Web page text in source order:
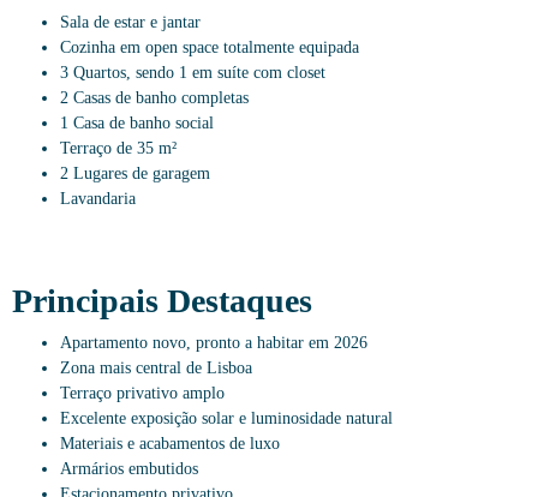
Sala de estar e jantar
Cozinha em open space totalmente equipada
3 Quartos, sendo 1 em suíte com closet
2 Casas de banho completas
1 Casa de banho social
Terraço de 35 m²
2 Lugares de garagem
Lavandaria
Principais Destaques
Apartamento novo, pronto a habitar em 2026
Zona mais central de Lisboa
Terraço privativo amplo
Excelente exposição solar e luminosidade natural
Materiais e acabamentos de luxo
Armários embutidos